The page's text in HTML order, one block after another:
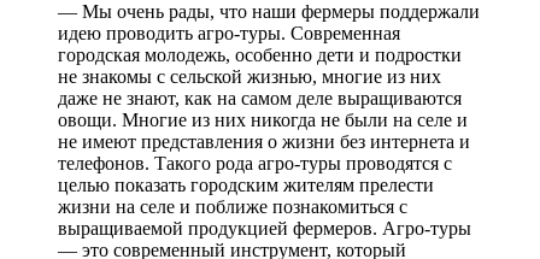
— Мы очень рады, что наши фермеры поддержали
идею проводить агро-туры. Современная
городская молодежь, особенно дети и подростки
не знакомы с сельской жизнью, многие из них
даже не знают, как на самом деле выращиваются
овощи. Многие из них никогда не были на селе и
не имеют представления о жизни без интернета и
телефонов. Такого рода агро-туры проводятся с
целью показать городским жителям прелести
жизни на селе и поближе познакомиться с
выращиваемой продукцией фермеров. Агро-туры
— это современный инструмент, который